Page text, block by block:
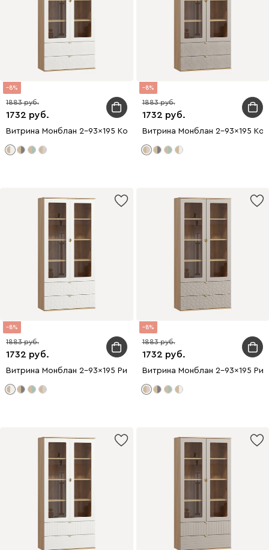
8
1732
1883
Витрина Монблан 2-93x195 Косы Белый
8
1732
1883
Витрина Монблан 2-93x195
8
1732
1883
Витрина Монблан 2-93x195 Ритм Белый
8
1732
1883
Витрина Монблан 2-93x195